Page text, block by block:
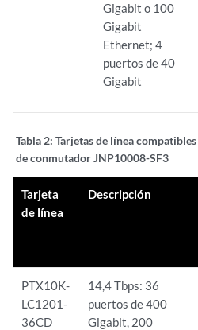
Gigabit o 100
Gigabit
Ethernet; 4
puertos de 40
Gigabit
Tabla 2: Tarjetas de línea
de conmutador JNP10008-SF3
Tarjeta
de línea
Descripción
PTX10K-
LC1201-
36CD
14,4 Tbps: 36
puertos de 400
Gigabit, 200